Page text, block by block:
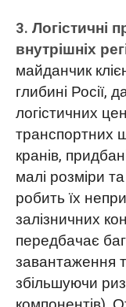
3. Логістичні
внутрішніх
майданчик
глибині Росії,
логістичних
транспортних
кранів,
малі розміри
робить їх
залізничних
передбачає
завантаження
збільшуючи